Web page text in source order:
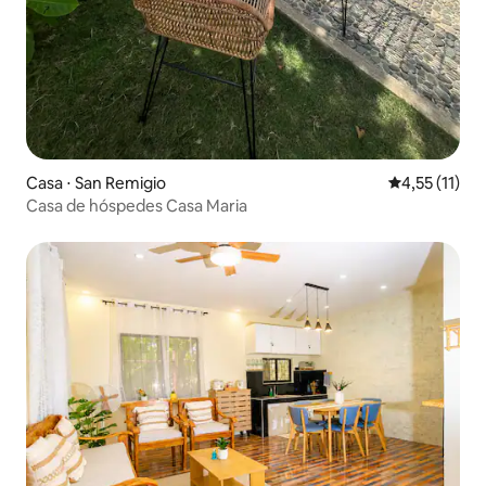
Casa ⋅ San Remigio 4,55 de uma
4,55 (11)
Casa de hóspedes Casa Maria